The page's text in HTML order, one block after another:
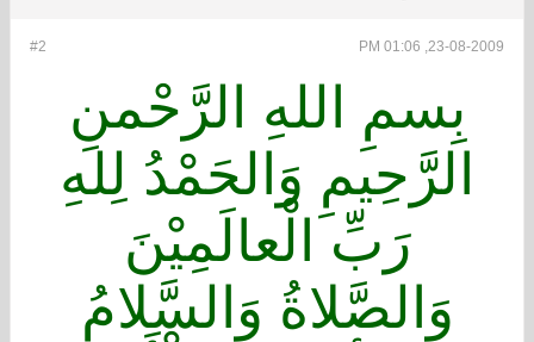
#2 23-08-2009, 01:06 PM
بِسمِ اللهِ الرَّحْمنِ
الرَّحِيمِ وَالحَمْدُ لِلهِ
رَبِّ الْعالَمِيْنَ
وَالصَّلاةُ وَالسَّلامُ